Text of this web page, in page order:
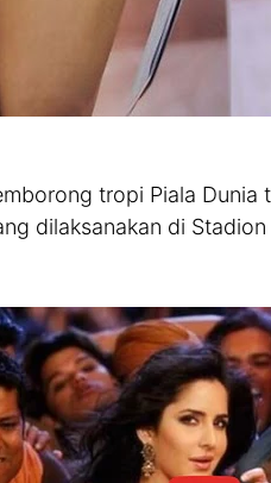
tropi Piala
dilaksanakan di